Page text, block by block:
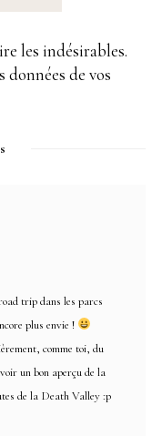
les indésirables.
de vos
trip dans les parcs
plus envie !
comme toi, du
un bon aperçu de la
de la Death Valley :p